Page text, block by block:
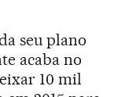
seu plano
acaba no
10 mil